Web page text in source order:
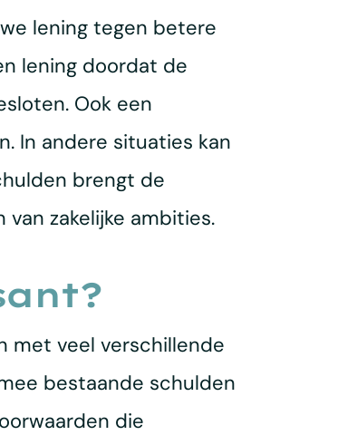
lening tegen betere
lening doordat de
Ook een
In andere situaties kan
brengt de
zakelijke ambities.
met veel verschillende
bestaande schulden
die